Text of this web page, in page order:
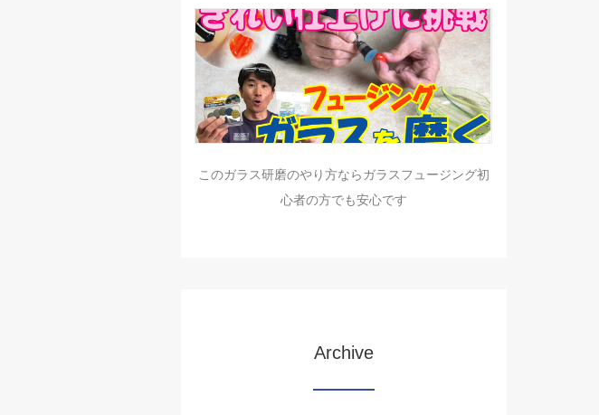
このガラス研磨のやり方ならガラスフュージング初
心者の方でも安心です
Archive